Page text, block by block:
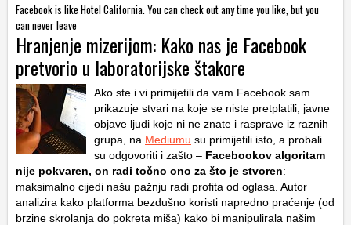
Facebook is like Hotel California. You can check out any time you like, but you
can never leave
Hranjenje mizerijom: Kako nas je Facebook
pretvorio u laboratorijske štakore
Ako ste i vi primijetili da vam Facebook sam
prikazuje stvari na koje se niste pretplatili, javne
objave ljudi koje ni ne znate i rasprave iz raznih
grupa, na Mediumu su primijetili isto, a probali
su odgovoriti i zašto – Facebookov algoritam
nije pokvaren, on radi točno ono za što je stvoren:
maksimalno cijedi našu pažnju radi profita od oglasa. Autor
analizira kako platforma bezdušno koristi napredno praćenje (od
brzine skrolanja do pokreta miša) kako bi manipulirala našim